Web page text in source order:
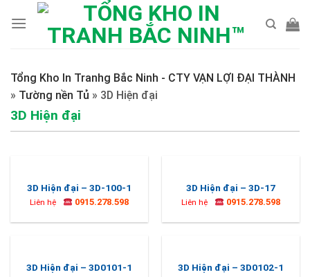
Tổng Kho In Tranhg Bắc Ninh - CTY VẠN LỢI ĐẠI THÀNH
» Tường nền Tủ » 3D Hiện đại
3D Hiện đại
3D Hiện đại – 3D-100-1
Liên hệ 0915.278.598
3D Hiện đại – 3D-17
Liên hệ 0915.278.598
3D Hiện đại – 3D0101-1 3D Hiện đại – 3D0102-1